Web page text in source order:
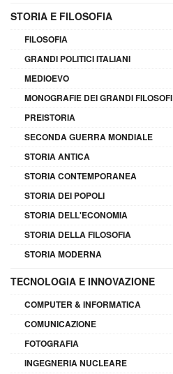
STORIA E FILOSOFIA
FILOSOFIA
GRANDI POLITICI ITALIANI
MEDIOEVO
MONOGRAFIE DEI GRANDI FILOSOFI
PREISTORIA
SECONDA GUERRA MONDIALE
STORIA ANTICA
STORIA CONTEMPORANEA
STORIA DEI POPOLI
STORIA DELL'ECONOMIA
STORIA DELLA FILOSOFIA
STORIA MODERNA
TECNOLOGIA E INNOVAZIONE
COMPUTER & INFORMATICA
COMUNICAZIONE
FOTOGRAFIA
INGEGNERIA NUCLEARE